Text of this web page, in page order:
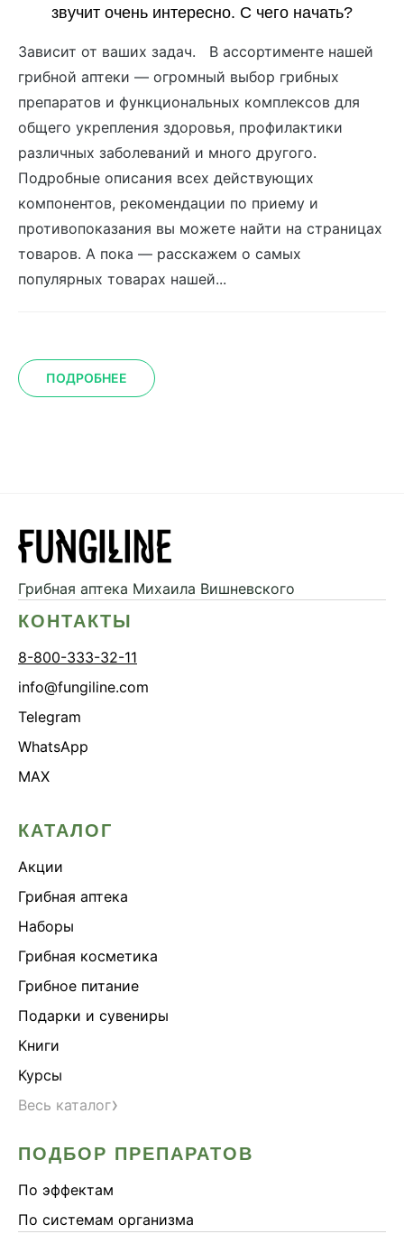
звучит очень интересно. С чего начать?
Зависит от ваших задач. В ассортименте нашей
грибной аптеки — огромный выбор грибных
препаратов и функциональных комплексов для
общего укрепления здоровья, профилактики
различных заболеваний и много другого.
Подробные описания всех действующих
компонентов, рекомендации по приему и
противопоказания вы можете найти на страницах
товаров. А пока — расскажем о самых
популярных товарах нашей...
ПОДРОБНЕЕ
Грибная аптека Михаила Вишневского
КОНТАКТЫ
8-800-333-32-11
info@fungiline.com
Telegram
WhatsApp
MAX
КАТАЛОГ
Акции
Грибная аптека
Наборы
Грибная косметика
Грибное питание
Подарки и сувениры
Книги
Курсы
Весь каталог›
ПОДБОР ПРЕПАРАТОВ
По эффектам
По системам организма